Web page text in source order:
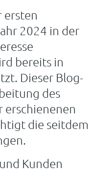
ersten
2024 in der
bereits in
Dieser Blog-
des
erschienenen
die seitdem
Kunden